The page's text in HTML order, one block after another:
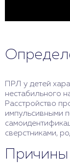
ПРЛ у детей
нестабильного
Расстройство
импульсивными
сверстниками,
Причины